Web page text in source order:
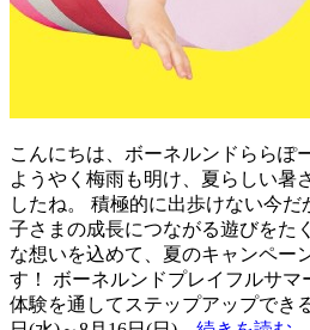
こんにちは、ボーネルンドららぽ
ようやく梅雨も明け、夏らしい暑
したね。 積極的に出歩けない今
子さまの成長につながる遊びをた
な想いを込めて、夏のキャンペー
す！ ボーネルンドプレイフルサマ
体験を通してステップアップでき